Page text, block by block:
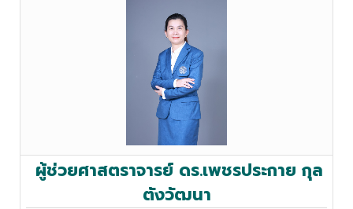
ผู้ช่วยศาสตราจารย์ ดร.เพชรประกาย กุล
ตังวัฒนา